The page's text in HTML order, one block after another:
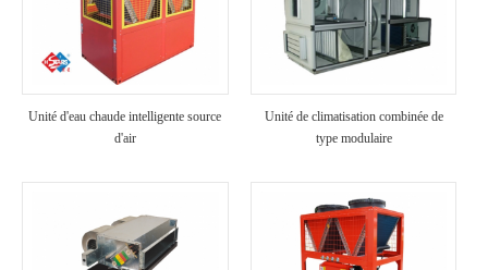
Unité d'eau chaude intelligente source
d'air
Unité de climatisation combinée de
type modulaire